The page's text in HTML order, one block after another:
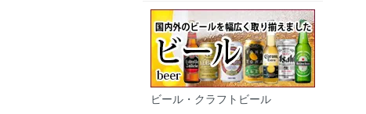
ビール・クラフトビール